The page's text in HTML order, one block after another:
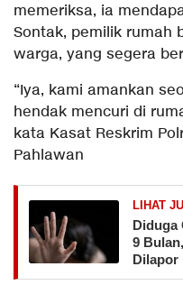
memeriksa, ia
Sontak, pemilik rumah
warga, yang segera
“Iya, kami amankan
hendak mencuri di
kata Kasat Reskrim
Pahlawan
LIHAT
Diduga
9
Dilapor